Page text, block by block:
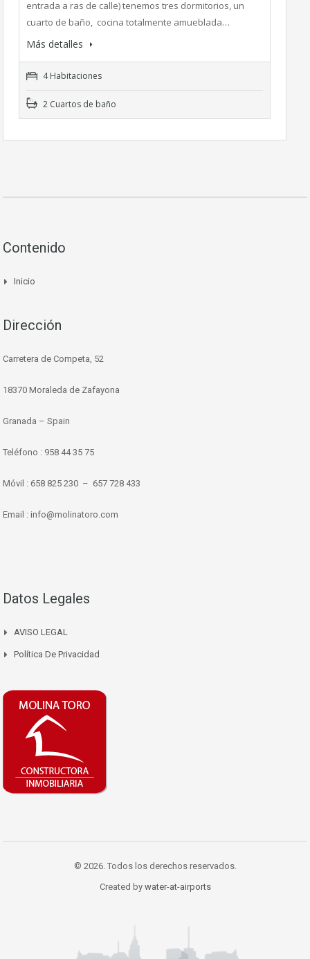
entrada a ras de calle) tenemos tres dormitorios, un
cuarto de baño, cocina totalmente amueblada…
Más detalles
4 Habitaciones
2 Cuartos de baño
Contenido
Inicio
Dirección
Carretera de Competa, 52
18370 Moraleda de Zafayona
Granada – Spain
Teléfono : 958 44 35 75
Móvil : 658 825 230 – 657 728 433
Email : info@molinatoro.com
Datos Legales
AVISO LEGAL
Política De Privacidad
© 2026. Todos los derechos reservados.
Created by water-at-airports